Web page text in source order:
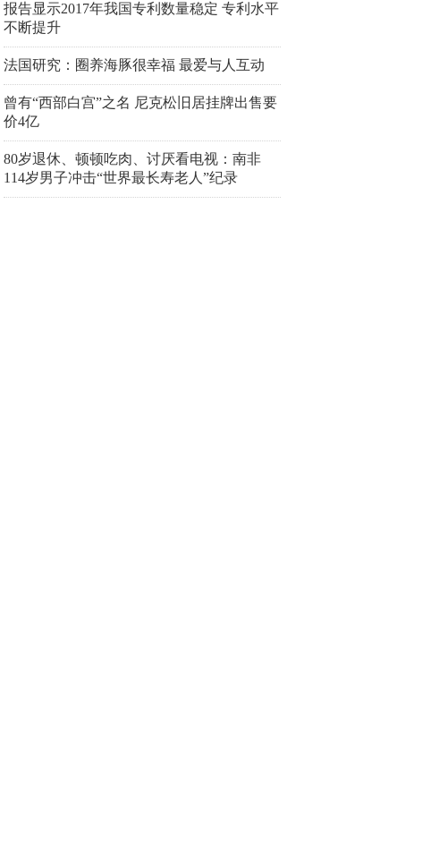
报告显示2017年我国专利数量稳定 专利水平
不断提升
法国研究：圈养海豚很幸福 最爱与人互动
曾有“西部白宫”之名 尼克松旧居挂牌出售要
价4亿
80岁退休、顿顿吃肉、讨厌看电视：南非
114岁男子冲击“世界最长寿老人”纪录